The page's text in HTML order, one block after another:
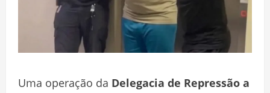
Uma operação da Delegacia de Repressão a